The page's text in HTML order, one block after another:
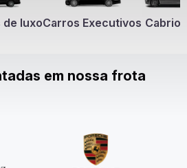
de luxoCarros Executivos
em nossa frota